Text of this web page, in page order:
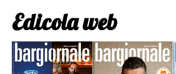
Edicola web